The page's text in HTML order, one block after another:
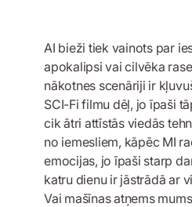
AI bieži tiek vainots par
apokalipsi vai cilvēka
nākotnes scenāriji ir
SCI-Fi filmu dēļ, jo īpaši
cik ātri attīstās viedās
no iemesliem, kāpēc MI
emocijas, jo īpaši starp
katru dienu ir jāstrādā ar
Vai mašīnas atņems